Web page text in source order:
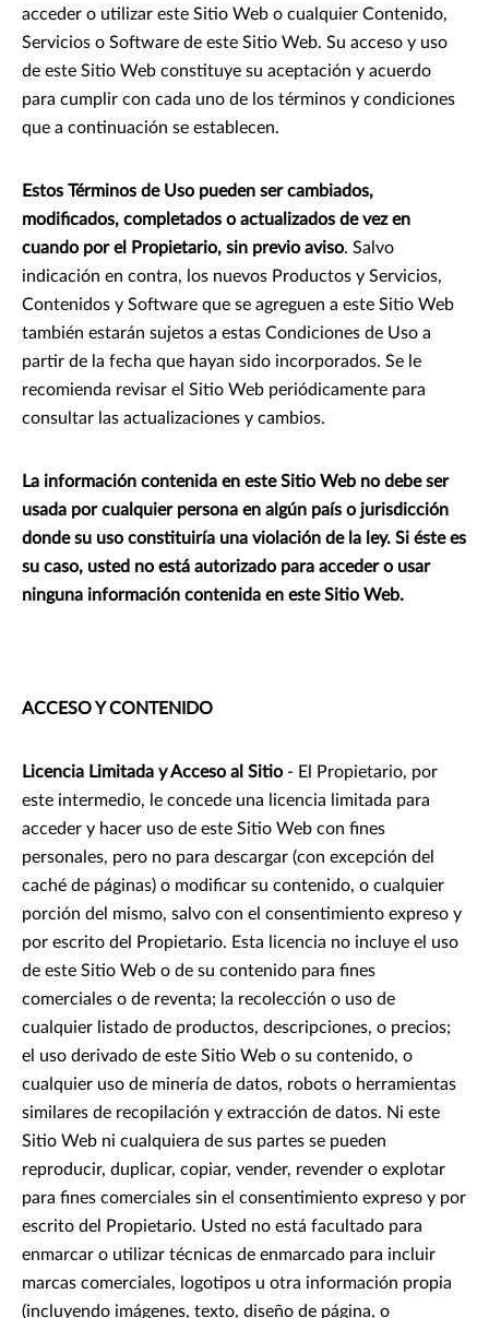
acceder o utilizar este Sitio Web o cualquier Contenido,
Servicios o Software de este Sitio Web. Su acceso y uso
de este Sitio Web constituye su aceptación y acuerdo
para cumplir con cada uno de los términos y condiciones
que a continuación se establecen.
Estos Términos de Uso pueden ser cambiados,
modificados, completados o actualizados de vez en
cuando por el Propietario, sin previo aviso. Salvo
indicación en contra, los nuevos Productos y Servicios,
Contenidos y Software que se agreguen a este Sitio Web
también estarán sujetos a estas Condiciones de Uso a
partir de la fecha que hayan sido incorporados. Se le
recomienda revisar el Sitio Web periódicamente para
consultar las actualizaciones y cambios.
La información contenida en este Sitio Web no debe ser
usada por cualquier persona en algún país o jurisdicción
donde su uso constituiría una violación de la ley. Si éste es
su caso, usted no está autorizado para acceder o usar
ninguna información contenida en este Sitio Web.
ACCESO Y CONTENIDO
Licencia Limitada y Acceso al Sitio - El Propietario, por
este intermedio, le concede una licencia limitada para
acceder y hacer uso de este Sitio Web con fines
personales, pero no para descargar (con excepción del
caché de páginas) o modificar su contenido, o cualquier
porción del mismo, salvo con el consentimiento expreso y
por escrito del Propietario. Esta licencia no incluye el uso
de este Sitio Web o de su contenido para fines
comerciales o de reventa; la recolección o uso de
cualquier listado de productos, descripciones, o precios;
el uso derivado de este Sitio Web o su contenido, o
cualquier uso de minería de datos, robots o herramientas
similares de recopilación y extracción de datos. Ni este
Sitio Web ni cualquiera de sus partes se pueden
reproducir, duplicar, copiar, vender, revender o explotar
para fines comerciales sin el consentimiento expreso y por
escrito del Propietario. Usted no está facultado para
enmarcar o utilizar técnicas de enmarcado para incluir
marcas comerciales, logotipos u otra información propia
(incluyendo imágenes, texto, diseño de página, o